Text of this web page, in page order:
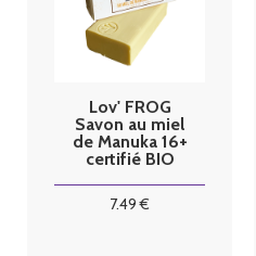
Lov' FROG
Savon au miel
de Manuka 16+
certifié BIO
7.49 €